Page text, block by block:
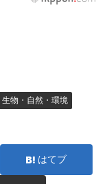
生物・自然・環境
はてブ